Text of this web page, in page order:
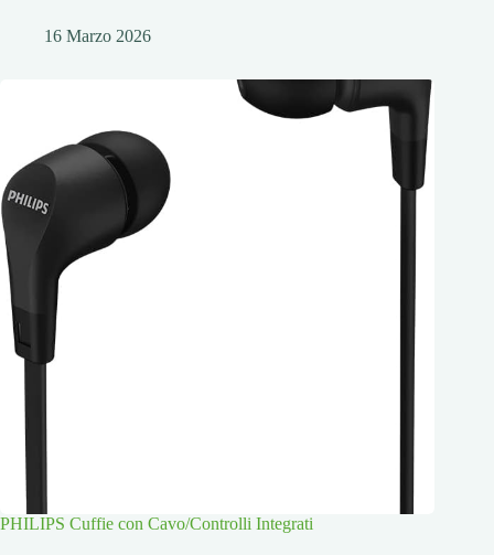
16 Marzo 2026
PHILIPS Cuffie con Cavo/Controlli Integrati